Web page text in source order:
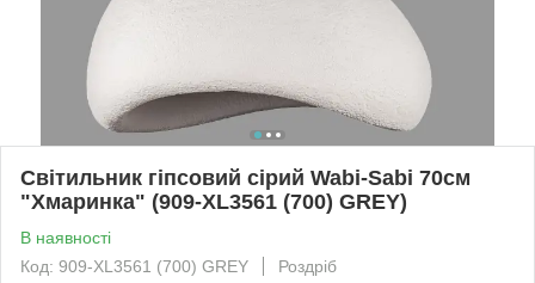
Світильник гіпсовий сірий Wabi-Sabi 70см
"Хмаринка" (909-XL3561 (700) GREY)
В наявності
Код: 909-XL3561 (700) GREY
Роздріб